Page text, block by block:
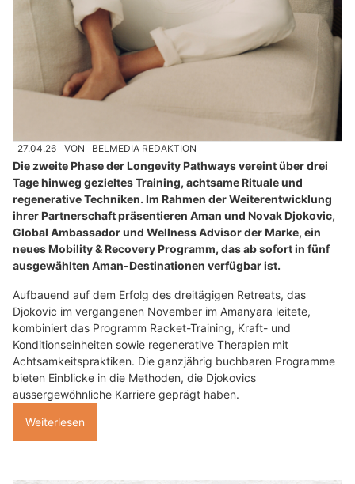
27.04.26 VON BELMEDIA REDAKTION
Die zweite Phase der Longevity Pathways vereint über drei
Tage hinweg gezieltes Training, achtsame Rituale und
regenerative Techniken. Im Rahmen der Weiterentwicklung
ihrer Partnerschaft präsentieren Aman und Novak Djokovic,
Global Ambassador und Wellness Advisor der Marke, ein
neues Mobility & Recovery Programm, das ab sofort in fünf
ausgewählten Aman-Destinationen verfügbar ist.
Aufbauend auf dem Erfolg des dreitägigen Retreats, das
Djokovic im vergangenen November im Amanyara leitete,
kombiniert das Programm Racket-Training, Kraft- und
Konditionseinheiten sowie regenerative Therapien mit
Achtsamkeitspraktiken. Die ganzjährig buchbaren Programme
bieten Einblicke in die Methoden, die Djokovics
aussergewöhnliche Karriere geprägt haben.
Weiterlesen